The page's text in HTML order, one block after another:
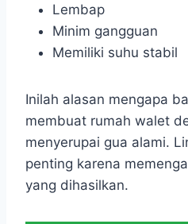
Lembap
Minim gangguan
Memiliki suhu stabil
Inilah alasan mengapa
membuat rumah walet
menyerupai gua alami.
penting karena
yang dihasilkan.